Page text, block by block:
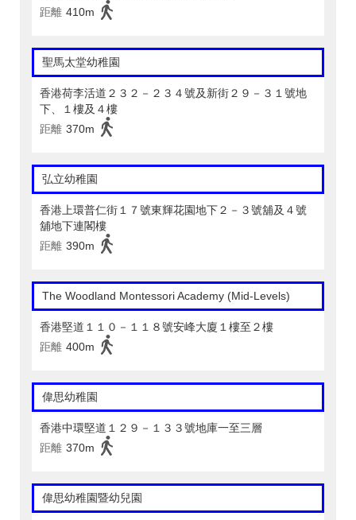
距離 410m
聖馬太堂幼稚園
香港荷李活道２３２－２３４號及新街２９－３１號地
下、１樓及４樓
距離 370m
弘立幼稚園
香港上環普仁街１７號東輝花園地下２－３號舖及４號
舖地下連閣樓
距離 390m
The Woodland Montessori Academy (Mid-Levels)
香港堅道１１０－１１８號安峰大廈１樓至２樓
距離 400m
偉思幼稚園
香港中環堅道１２９－１３３號地庫一至三層
距離 370m
偉思幼稚園暨幼兒園